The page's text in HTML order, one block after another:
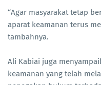
“Agar masyarakat tetap
aparat keamanan terus
tambahnya.
Ali Kabiai juga
keamanan yang telah